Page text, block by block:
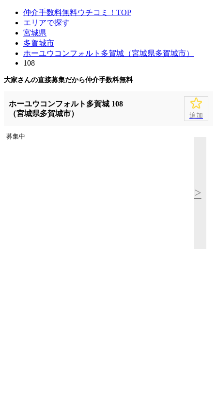
仲介手数料無料ウチコミ！TOP
エリアで探す
宮城県
多賀城市
ホーユウコンフォルト多賀城（宮城県多賀城市）
108
大家さんの直接募集だから仲介手数料無料
ホーユウコンフォルト多賀城 108
（宮城県多賀城市）
追加
募集中
>